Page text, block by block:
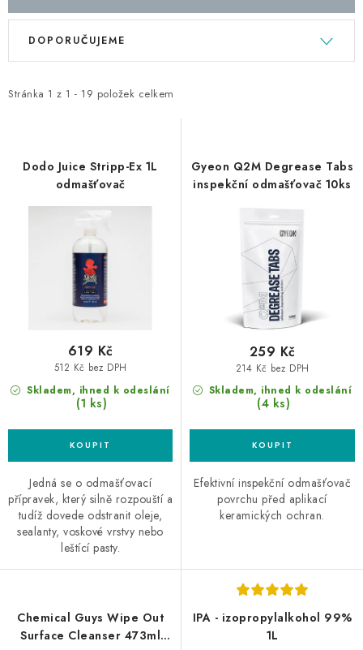
Věrnostní program
Všeobecné obchodní podmínky
Podmínky ochrany osobních údajů
V
i
Stránka 1 z 1 - 19 položek celkem
Ř
e
DOPORUČUJEME
Dodo Juice Stripp-Ex 1L
odmašťovač
Skladem, ihned k odeslání
(1 ks)
512 Kč bez DPH
619 Kč
Jedná se o odmašťovací
přípravek, který silně rozpouští a
tudíž dovede odstranit oleje,
sealanty, voskové vrstvy nebo
leštící pasty.
Gyeon Q2M Degrease Tabs
inspekční odmašťovač 10ks
Skladem, ihned k odeslání
(4 ks)
214 Kč bez DPH
259 Kč
Efektivní inspekční odmašťovač
povrchu před aplikací
keramických ochran.
Chemical Guys Wipe Out
Surface Cleanser 473ml
IPA - izopropylalkohol 99%
1L